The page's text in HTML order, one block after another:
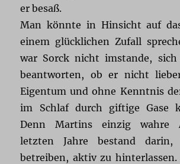
er besaß.
Man könnte in Hinsicht auf
einem glücklichen Zufall
war Sorck nicht imstande,
beantworten, ob er nicht
Eigentum und ohne Kenntnis
im Schlaf durch giftige Gase
Denn Martins einzig wahre
letzten Jahre bestand darin,
betreiben, aktiv zu hinterlassen.